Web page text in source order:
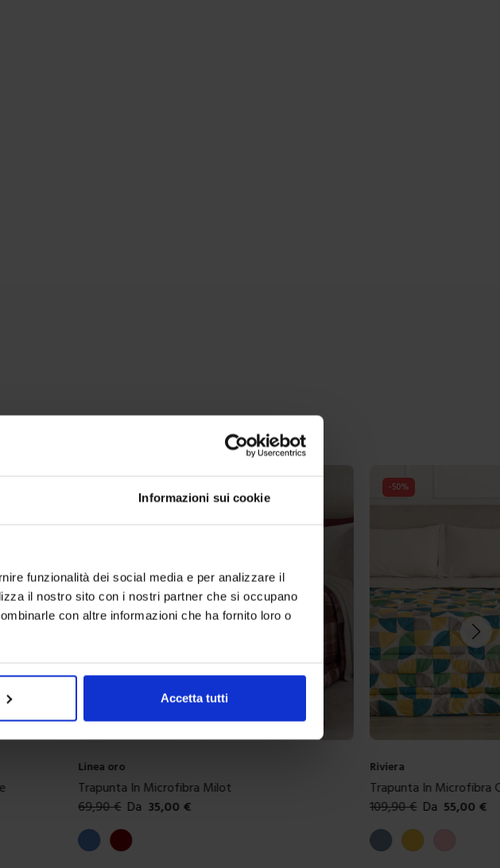
Informazioni sui cookie
funzionalità dei social media e per analizzare il
il nostro sito con i nostri partner che si occupano
con altre informazioni che ha fornito loro o
Accetta tutti
Linea oro
Trapunta In Microfibra Milot
69,90€ Da 35,00 €
Colori disponibili
Blue Bordeaux
-50%
Riviera
Trapunta In Microfibra
109,90€ Da 55,00 €
Colori disponibili
Carta da zucchero
Giallo